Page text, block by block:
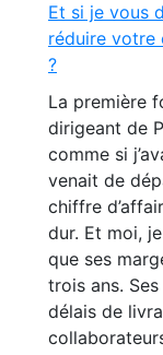
Et si je vous
réduire votre
?
La première
dirigeant de
comme si
venait de
chiffre
dur. Et moi,
que ses
trois ans.
délais de